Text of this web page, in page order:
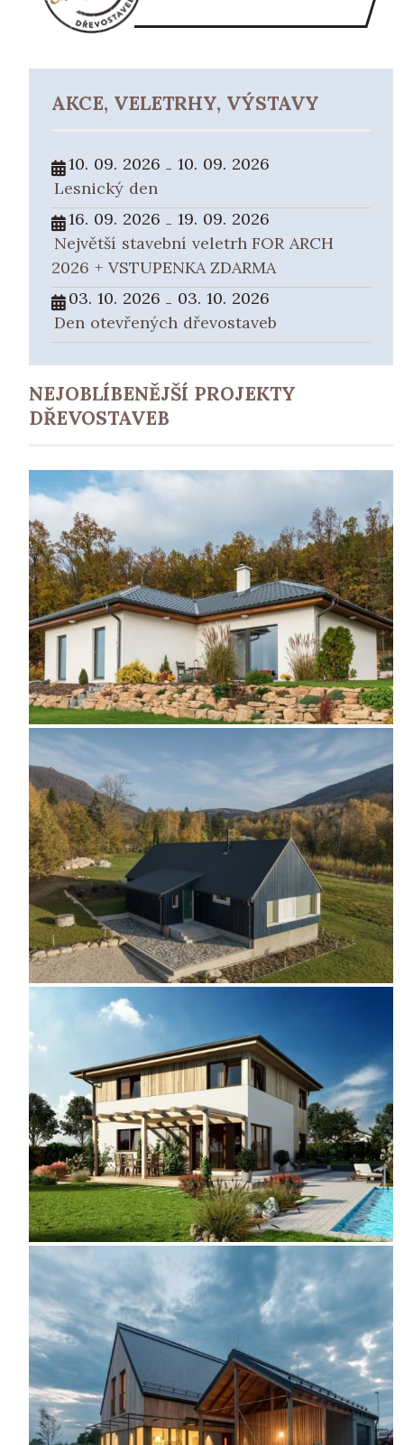
AKCE, VELETRHY, VÝSTAVY
10. 09. 2026 -10. 09. 2026
Lesnický den
16. 09. 2026 -19. 09. 2026
Největší stavební veletrh FOR ARCH
2026 + VSTUPENKA ZDARMA
03. 10. 2026 - 03. 10. 2026
Den otevřených dřevostaveb
NEJOBLÍBENĚJŠÍ PROJEKTY
DŘEVOSTAVEB